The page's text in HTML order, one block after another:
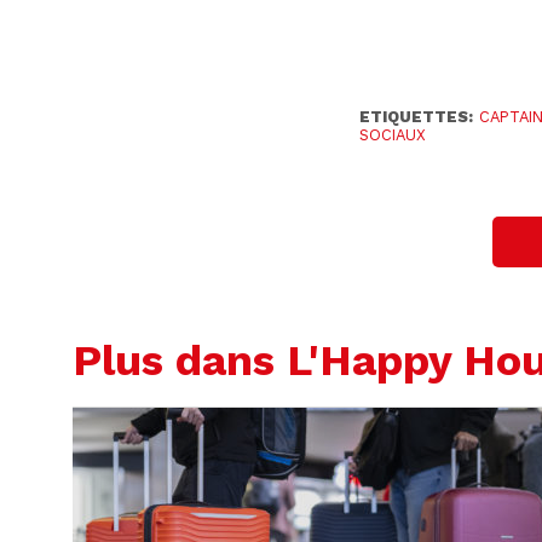
ETIQUETTES:
SOCIAUX
Plus dans L'Happy